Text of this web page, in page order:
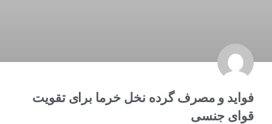
فواید و مصرف گرده نخل خرما برای تقویت
قوای جنسی